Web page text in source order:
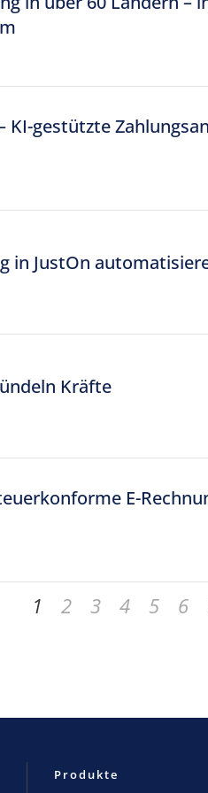
KI-gestützte
in JustOn
Kräfte
E-
1 2 3 4 5 6
Produkte